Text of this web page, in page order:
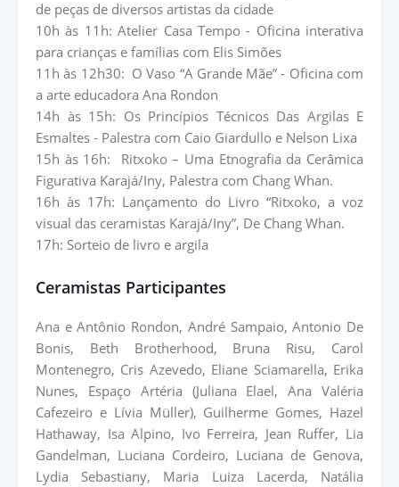
de peças de diversos artistas da cidade
10h às 11h: Atelier Casa Tempo - Oficina interativa
para crianças e famílias com Elis Simões
11h às 12h30: O Vaso “A Grande Mãe” - Oficina com
a arte educadora Ana Rondon
14h às 15h: Os Princípios Técnicos Das Argilas E
Esmaltes - Palestra com Caio Giardullo e Nelson Lixa
15h às 16h:
Ritxoko – Uma Etnografia da Cerâmica
Figurativa Karajá/Iny, Palestra com Chang Whan.
16h às 17h: Lançamento do Livro “Ritxoko, a voz
visual das ceramistas Karajá/Iny”, De Chang Whan.
17h: Sorteio de livro e argila
Ceramistas Participantes
Ana e Antônio Rondon, André Sampaio, Antonio De
Bonis, Beth Brotherhood, Bruna Risu, Carol
Montenegro, Cris Azevedo, Eliane Sciamarella, Erika
Nunes, Espaço Artéria (Juliana Elael, Ana Valéria
Cafezeiro e Lívia Müller), Guilherme Gomes, Hazel
Hathaway, Isa Alpino, Ivo Ferreira, Jean Ruffer, Lia
Gandelman, Luciana Cordeiro, Luciana de Genova,
Lydia Sebastiany, Maria Luiza Lacerda, Natália